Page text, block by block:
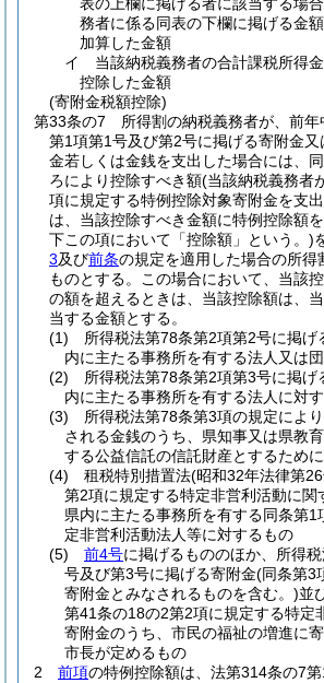
務者に係る同表の下欄に掲げる金
加算した金額
イ
当該納税義務者の合計課税所得
控除した金額
(寄附金税額控除)
第33条の7
所得割の納税義務者が、前
第1項第1号及び第2号に掲げる寄附金
金若しくは金銭を支出した場合には、
ろにより控除すべき額(当該納税義務者
項に規定する特例控除対象寄附金を支
は、当該控除すべき金額に特例控除額
下この項において「控除額」という。)
3及び前条の規定を適用した場合の所得
ものとする。
この場合において、当該
の額を超えるときは、当該控除額は、
当する金額とする。
(1)
所得税法第78条第2項第2号に掲げ
内に主たる事務所を有する法人又は
(2)
所得税法第78条第2項第3号に掲げ
内に主たる事務所を有する法人に対
(3)
所得税法第78条第3項の規定によ
される金銭のうち、県知事又は県教
する公益信託の信託財産とするため
(4)
租税特別措置法(昭和32年法律第
第2項に規定する特定非営利活動に関
県内に主たる事務所を有する同条第1
定非営利活動法人等に対するもの
(5)
前4号に掲げるもののほか、所得
号及び第3号に掲げる寄附金(同条第3
寄附金とみなされるものを含む。)並
第41条の18の2第2項に規定する特定
寄附金のうち、市民の福祉の増進に
市長が定めるもの
2
前項の特例控除額は、法第314条の7